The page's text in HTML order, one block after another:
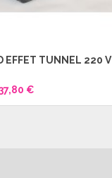
EFFET TUNNEL 220 V
€